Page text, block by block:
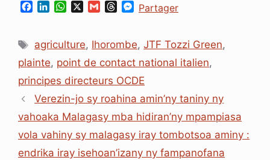
e
o
o
k
d
I
W
t
A
p
G
i
e
d
s
M
s
n
g
r
Partager
Étiquettes
agriculture, Ihorombe,JTF Tozzi Green,
plainte, point de contact national italien,
principes directeurs OCDE
Verezin-jo sy roahina amin’ny taniny ny
vahoaka Malagasy mba hidiran’ny mpampiasa
vola vahiny sy malagasy iray tombotsoa aminy :
endrika iray isehoan’izany ny fampanofana